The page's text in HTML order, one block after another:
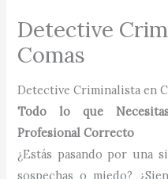
Detective
Comas
Detective Criminalista en
Todo lo que
Profesional Correcto
¿Estás pasando por una
sospechas o miedo?